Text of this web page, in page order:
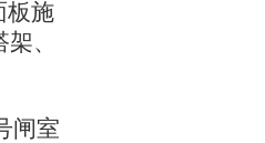
板施
、
闸室